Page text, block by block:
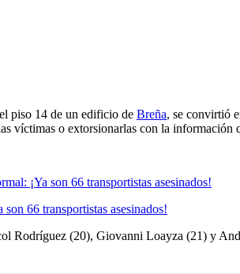
piso 14 de un edificio de Breña, se convirtió
víctimas o extorsionarlas con la
66 transportistas asesinados!
Rodríguez (20), Giovanni Loayza (21) y